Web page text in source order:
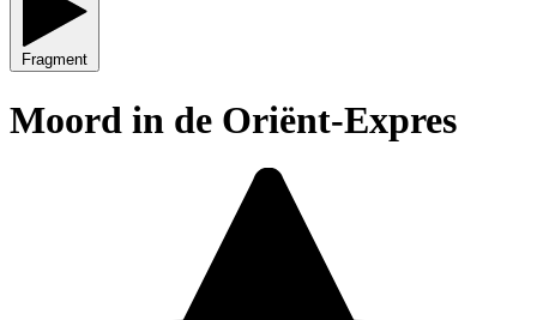
Fragment
Moord in de Oriënt-Expres